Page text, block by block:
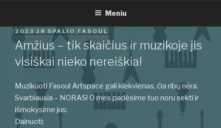
turinio
Meniu
PASKELBTA
2023 18 SPALIO FASOUL
Amžius – tik skaičius ir muzikoje jis
visiškai nieko nereiškia!
Muzikuoti Fasoul Artspace gali kiekvienas, čia ribų nėra.
Svarbiausia – NORAS! O mes padėsime tuo noru sekti ir
išmokysime jus:
Dainuoti;